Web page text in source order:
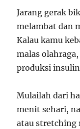
Jarang gerak
melambat dan
Kalau kamu
malas
produksi
Mulailah dari
menit sehari,
atau stretching